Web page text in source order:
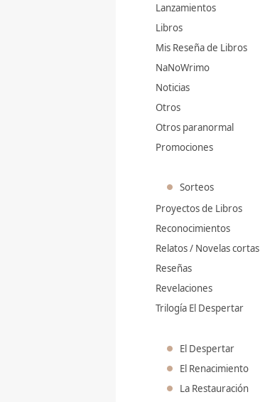
Lanzamientos
Libros
Mis Reseña de Libros
NaNoWrimo
Noticias
Otros
Otros paranormal
Promociones
Sorteos
Proyectos de Libros
Reconocimientos
Relatos / Novelas cortas
Reseñas
Revelaciones
Trilogía El Despertar
El Despertar
El Renacimiento
La Restauración